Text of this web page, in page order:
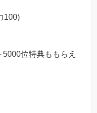
100)
位特典ももらえ